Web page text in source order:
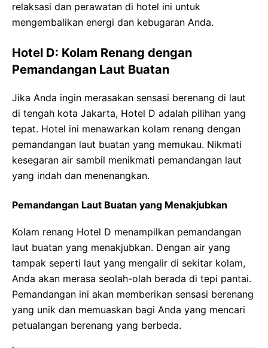
relaksasi dan perawatan di hotel ini untuk
mengembalikan energi dan kebugaran Anda.
Hotel D: Kolam Renang dengan
Pemandangan Laut Buatan
Jika Anda ingin merasakan sensasi berenang di laut
di tengah kota Jakarta, Hotel D adalah pilihan yang
tepat. Hotel ini menawarkan kolam renang dengan
pemandangan laut buatan yang memukau. Nikmati
kesegaran air sambil menikmati pemandangan laut
yang indah dan menenangkan.
Pemandangan Laut Buatan yang Menakjubkan
Kolam renang Hotel D menampilkan pemandangan
laut buatan yang menakjubkan. Dengan air yang
tampak seperti laut yang mengalir di sekitar kolam,
Anda akan merasa seolah-olah berada di tepi pantai.
Pemandangan ini akan memberikan sensasi berenang
yang unik dan memuaskan bagi Anda yang mencari
petualangan berenang yang berbeda.